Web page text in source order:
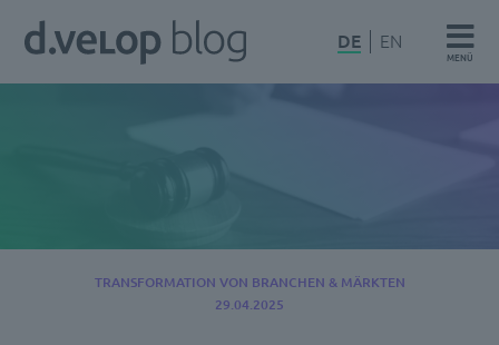
Zum
Inhalt
d.velop
DE EN
MENÜ
TRANSFORMATION VON BRANCHEN & MÄRKTEN
29.04.2025